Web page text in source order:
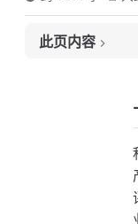
此页内容
超声波积雪厚度
激光积雪厚度传
电容式积雪厚度